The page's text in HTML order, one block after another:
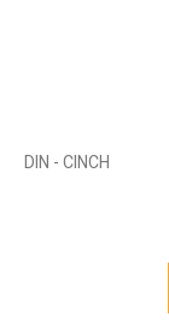
DIN - CINCH